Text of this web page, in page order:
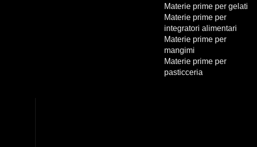
Materie prime per gelati
Materie prime per
integratori alimentari
Materie prime per
mangimi
Materie prime per
pasticceria